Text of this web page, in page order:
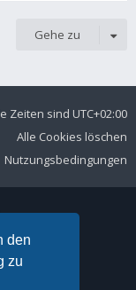
den
zu
Gehe zu
Zeiten sind UTC+02:00
Alle Cookies löschen
Nutzungsbedingungen
61